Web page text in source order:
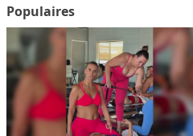
Populaires